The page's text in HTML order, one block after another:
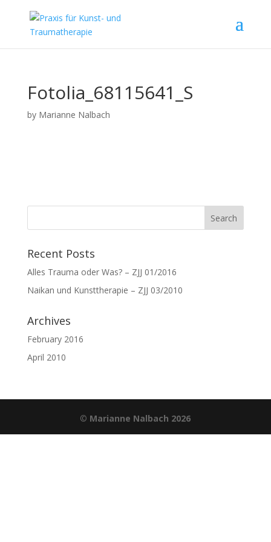
Fotolia_68115641_S
by Marianne Nalbach
Recent Posts
Alles Trauma oder Was? – ZJJ 01/2016
Naikan und Kunsttherapie – ZJJ 03/2010
Archives
February 2016
April 2010
© Marianne Nalbach 2026